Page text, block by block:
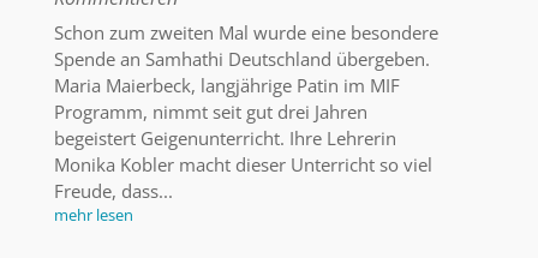
Schon zum zweiten Mal wurde eine besondere
Spende an Samhathi Deutschland übergeben.
Maria Maierbeck, langjährige Patin im MIF
Programm, nimmt seit gut drei Jahren
begeistert Geigenunterricht. Ihre Lehrerin
Monika Kobler macht dieser Unterricht so viel
Freude, dass...
mehr lesen